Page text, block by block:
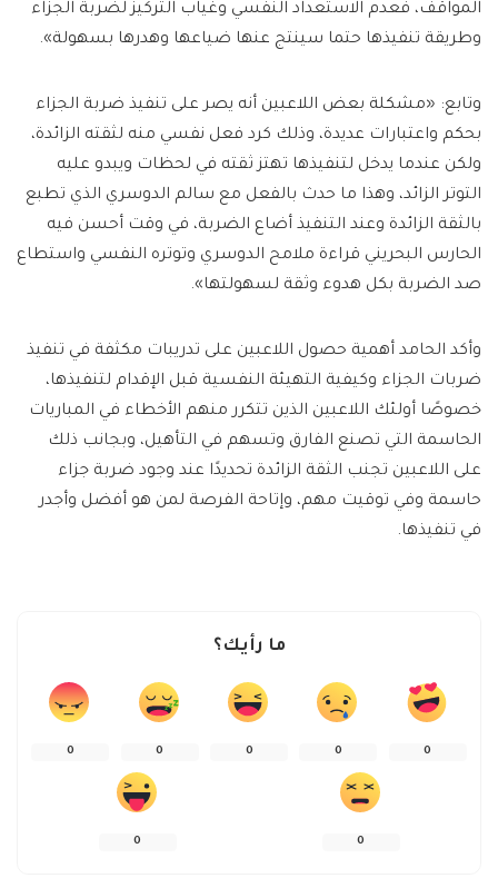
المواقف، فعدم الاستعداد النفسي وغياب التركيز لضربة الجزاء
وطريقة تنفيذها حتما سينتج عنها ضياعها وهدرها بسهولة».
وتابع: «مشكلة بعض اللاعبين أنه يصر على تنفيذ ضربة الجزاء
بحكم واعتبارات عديدة، وذلك كرد فعل نفسي منه لثقته الزائدة،
ولكن عندما يدخل لتنفيذها تهتز ثقته في لحظات ويبدو عليه
التوتر الزائد، وهذا ما حدث بالفعل مع سالم الدوسري الذي تطبع
بالثقة الزائدة وعند التنفيذ أضاع الضربة، في وقت أحسن فيه
الحارس البحريني قراءة ملامح الدوسري وتوتره النفسي واستطاع
صد الضربة بكل هدوء وثقة لسهولتها».
وأكد الحامد أهمية حصول اللاعبين على تدريبات مكثفة في تنفيذ
ضربات الجزاء وكيفية التهيئة النفسية قبل الإقدام لتنفيذها،
خصوصًا أولئك اللاعبين الذين تتكرر منهم الأخطاء في المباريات
الحاسمة التي تصنع الفارق وتسهم في التأهيل، وبجانب ذلك
على اللاعبين تجنب الثقة الزائدة تحديدًا عند وجود ضربة جزاء
حاسمة وفي توقيت مهم، وإتاحة الفرصة لمن هو أفضل وأجدر
في تنفيذها.
ما رأيك؟
0
0
0
0
0
0
0